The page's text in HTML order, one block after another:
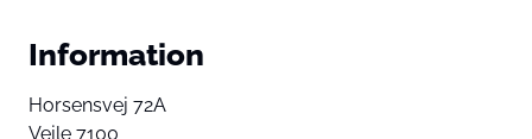
Information
Horsensvej 72A
Vejle 7100